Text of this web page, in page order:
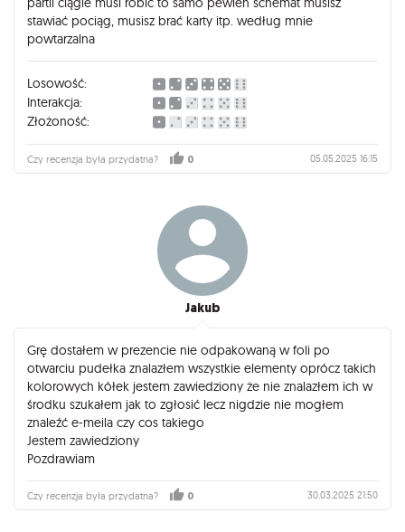
stawiać pociąg, musisz brać karty itp. według mnie
powtarzalna
Losowość:
Interakcja:
Złożoność:
Czy recenzja była przydatna? 0 05.05.2025 16:15
Jakub
Grę dostałem w prezencie nie odpakowaną w foli po
otwarciu pudełka znalazłem wszystkie elementy oprócz takich
kolorowych kółek jestem zawiedziony że nie znalazłem ich w
środku szukałem jak to zgłosić lecz nigdzie nie mogłem
znaleźć e-meila czy cos takiego
Jestem zawiedziony
Pozdrawiam
Czy recenzja była przydatna? 0 30.03.2025 21:50